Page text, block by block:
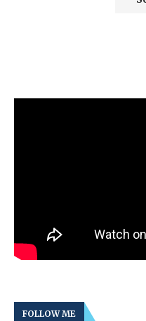
FOLLOW ME